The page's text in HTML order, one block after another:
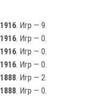
1916. Игр — 9.
1916. Игр — 0.
1916. Игр — 0.
1916. Игр — 0.
1888. Игр — 2.
1888. Игр — 0.